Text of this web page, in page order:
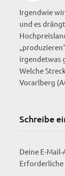
Irgendwie
und es
irgendetwas
Welche
Vorarlberg
Schreibe
Deine E-
Erforderliche